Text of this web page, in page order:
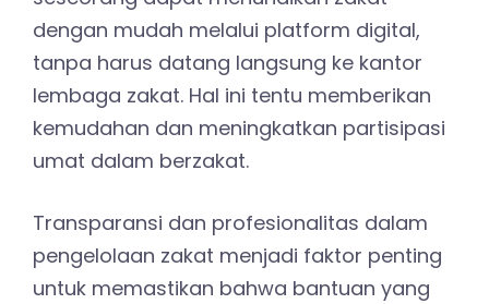
dengan mudah melalui platform digital,
tanpa harus datang langsung ke kantor
lembaga zakat. Hal ini tentu memberikan
kemudahan dan meningkatkan partisipasi
umat dalam berzakat.
Transparansi dan profesionalitas dalam
pengelolaan zakat menjadi faktor penting
untuk memastikan bahwa bantuan yang